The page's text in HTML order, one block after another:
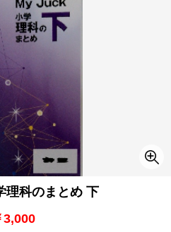
理科のまとめ 下
3,000